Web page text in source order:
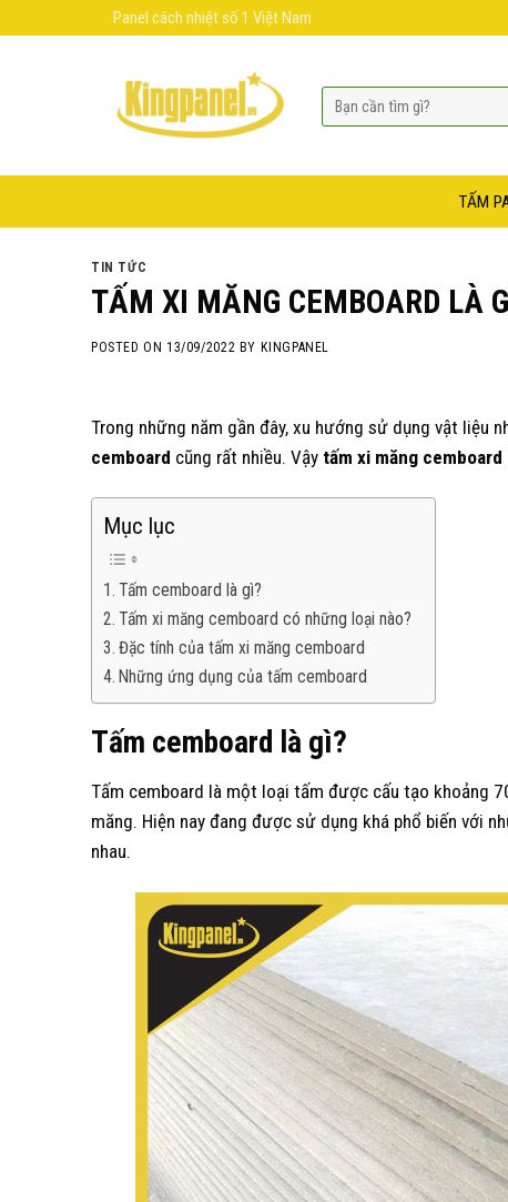
Panel cách nhiệt số 1 Việt Nam
TẤM
TIN TỨC
TẤM XI MĂNG CEMBOARD LÀ
POSTED ON 13/09/2022 BY KINGPANEL
Trong những năm gần đây, xu hướng sử dụng vật liệu
cemboard cũng rất nhiều. Vậy tấm xi măng cemboard
Mục lục
Tấm cemboard là gì?
Tấm xi măng cemboard có những loại nào?
Đặc tính của tấm xi măng cemboard
Những ứng dụng của tấm cemboard
Tấm cemboard là gì?
Tấm cemboard là một loại tấm được cấu tạo khoảng
măng. Hiện nay đang được sử dụng khá phổ biến với
nhau.